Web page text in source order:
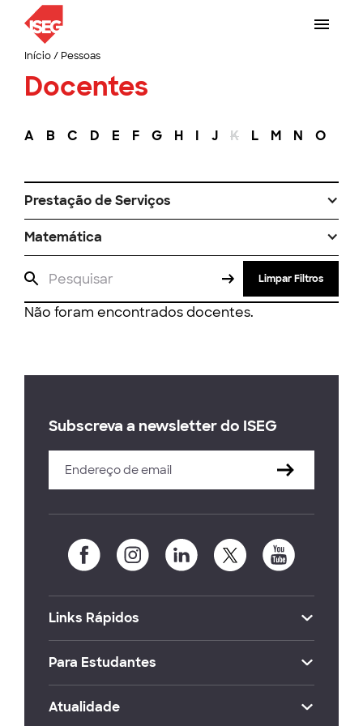
Início/ Pessoas
Docentes
A B C D E F G H I J K L M N O
Prestação de Serviços
Matemática
Limpar Filtros
Não foram encontrados docentes.
Subscreva a newsletter do ISEG
Links Rápidos
Para Estudantes
Atualidade